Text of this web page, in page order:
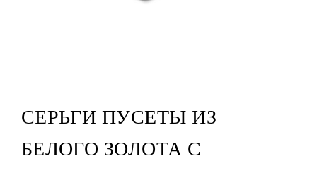
СЕРЬГИ ПУСЕТЫ ИЗ
БЕЛОГО ЗОЛОТА С